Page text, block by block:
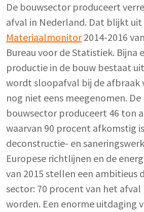
De bouwsector produceert
afval in Nederland. Dat blijkt uit
Materiaalmonitor2014-2016
Bureau voor de Statistiek. Bijna
productie in de bouw bestaat
wordt sloopafval bij de afbraak
nog niet eens meegenomen. De
bouwsector produceert 46 ton
waarvan 90 procent afkomstig
deconstructie- en
Europese richtlijnen en de
van 2015 stellen een ambitieus
sector: 70 procent van het
worden. Een enorme uitdaging